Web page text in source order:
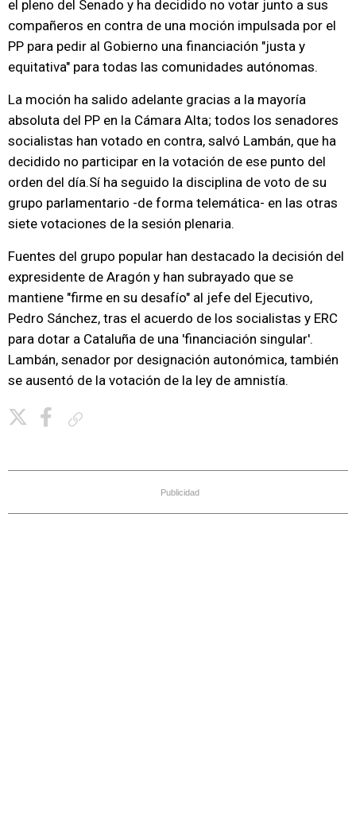
el pleno del Senado y ha decidido no votar junto a sus
compañeros en contra de una moción impulsada por el
PP para pedir al Gobierno una financiación "justa y
equitativa" para todas las comunidades autónomas.
La moción ha salido adelante gracias a la mayoría
absoluta del PP en la Cámara Alta; todos los senadores
socialistas han votado en contra, salvó Lambán, que ha
decidido no participar en la votación de ese punto del
orden del día.Sí ha seguido la disciplina de voto de su
grupo parlamentario -de forma telemática- en las otras
siete votaciones de la sesión plenaria.
Fuentes del grupo popular han destacado la decisión del
expresidente de Aragón y han subrayado que se
mantiene "firme en su desafío" al jefe del Ejecutivo,
Pedro Sánchez, tras el acuerdo de los socialistas y ERC
para dotar a Cataluña de una 'financiación singular'.
Lambán, senador por designación autonómica, también
se ausentó de la votación de la ley de amnistía.
Publicidad